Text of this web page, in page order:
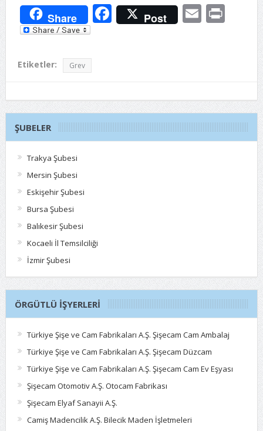
Share Facebook
Post Email
Etiketler: Grev
ŞUBELER
Trakya Şubesi
Mersin Şubesi
Eskişehir Şubesi
Bursa Şubesi
Balıkesir Şubesi
Kocaeli İl Temsilciliği
İzmir Şubesi
ÖRGÜTLÜ İŞYERLERI
Türkiye Şişe ve Cam Fabrikaları A.Ş. Şişecam Cam Ambalaj
Türkiye Şişe ve Cam Fabrikaları A.Ş. Şişecam Düzcam
Türkiye Şişe ve Cam Fabrikaları A.Ş. Şişecam Cam Ev Eşyası
Şişecam Otomotiv A.Ş. Otocam Fabrikası
Şişecam Elyaf Sanayii A.Ş.
Camiş Madencilik A.Ş. Bilecik Maden İşletmeleri